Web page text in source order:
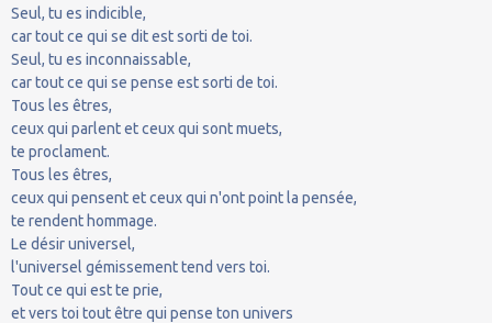
Seul, tu es indicible,
car tout ce qui se dit est sorti de toi.
Seul, tu es inconnaissable,
car tout ce qui se pense est sorti de toi.
Tous les êtres,
ceux qui parlent et ceux qui sont muets,
te proclament.
Tous les êtres,
ceux qui pensent et ceux qui n'ont point la pensée,
te rendent hommage.
Le désir universel,
l'universel gémissement tend vers toi.
Tout ce qui est te prie,
et vers toi tout être qui pense ton univers